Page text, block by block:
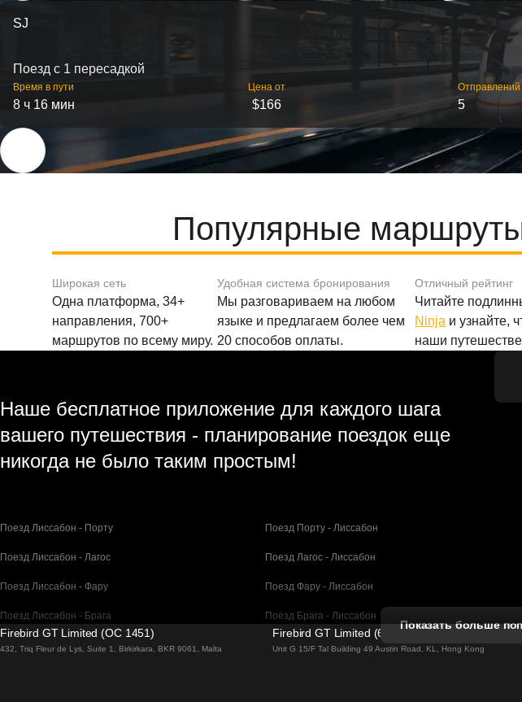
SJ
Поезд с 1 пересадкой
Время в пути
8 ч 16 мин
Цена от
$166
Отправлений
5
Популярные маршруты
Широкая сеть
Одна платформа, 34+
направления, 700+
маршрутов по всему миру.
Удобная система бронирования
Мы разговариваем на любом
языке и предлагаем более чем
20 способов оплаты.
Отличный рейтинг
Читайте
Ninja и узнайте,
наши
Наше бесплатное приложение для каждого шага
вашего путешествия - планирование поездок еще
никогда не было таким простым!
Поезд Лиссабон - Порту Поезд Порту - Лиссабон
Поезд Лиссабон - Лагос Поезд Лагос - Лиссабон
Поезд Лиссабон - Фару Поезд Фару - Лиссабон
Поезд Лиссабон - Брага Поезд Брага - Лиссабон
Поезд Барселона - Мадрид Поезд Мадрид - Барселона
Показать больше
Firebird GT Limited (OC 1451)
432, Triq Fleur de Lys, Suite 1, Birkirkara, BKR 9061, Malta
Firebird GT Limited (61211989)
Unit G 15/F Tal Building 49 Austin Road, KL, Hong Kong